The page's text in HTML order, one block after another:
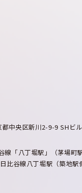
都中央区新川2-9-9 SHビ
線「八丁堀駅」（茅場町
比谷線八丁堀駅（築地駅